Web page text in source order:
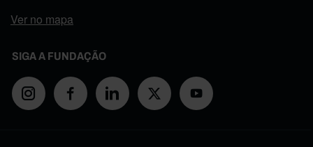
Ver no mapa
SIGA A FUNDAÇÃO